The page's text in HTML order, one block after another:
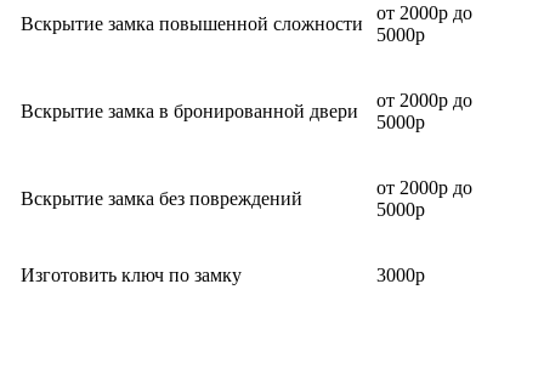
Вскрытие замка повышенной сложности
от 2000р до
5000р
Вскрытие замка в бронированной двери
от 2000р до
5000р
Вскрытие замка без повреждений
от 2000р до
5000р
Изготовить ключ по замку 3000р